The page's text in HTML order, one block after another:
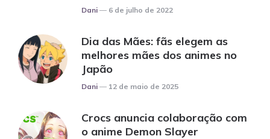
Posted
Dani 6 de julho de 2022
Dia das Mães: fãs elegem as
melhores mães dos animes no
Japão
Posted
Dani 12 de maio de 2025
Crocs anuncia colaboração com
o anime Demon Slayer